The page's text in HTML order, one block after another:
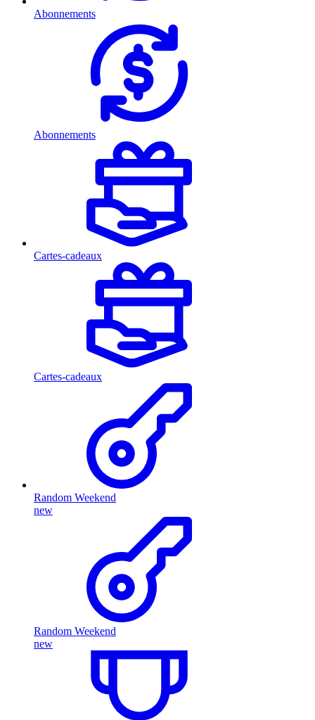
Abonnements
Abonnements
Cartes-cadeaux
Cartes-cadeaux
Random Weekend
new
Random Weekend
new